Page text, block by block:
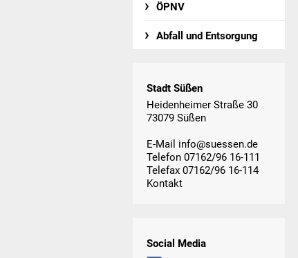
ÖPNV
Abfall und Entsorgung
Stadt Süßen
Heidenheimer Straße 30
73079 Süßen
E-Mail info@suessen.de
Telefon 07162/96 16-111
Telefax 07162/96 16-114
Kontakt
Social Media